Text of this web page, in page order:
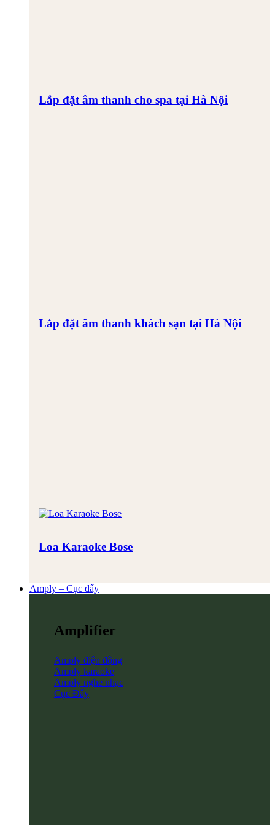
Lắp đặt âm thanh cho spa tại Hà Nội
Lắp đặt âm thanh khách sạn tại Hà Nội
Loa Karaoke Bose
Amply – Cục đẩy
Amplifier
Amply điện động
Amply karaoke
Amply nghe nhạc
Cục Đẩy